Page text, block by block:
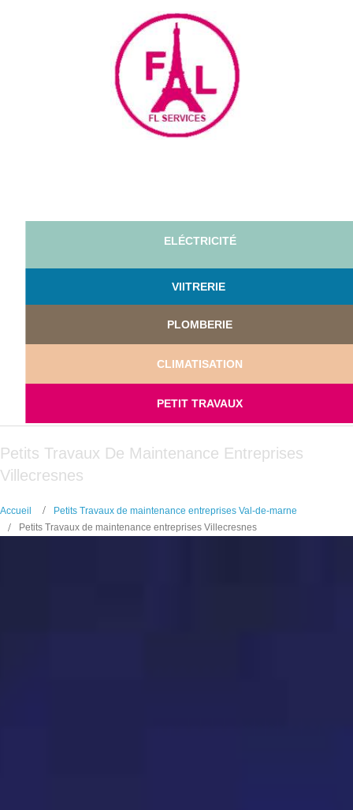
ELÉCTRICITÉ
VIITRERIE
PLOMBERIE
CLIMATISATION
PETIT TRAVAUX
Petits Travaux De Maintenance Entreprises
Villecresnes
Accueil
Petits Travaux de maintenance entreprises Val-de-marne
Petits Travaux de maintenance entreprises Villecresnes